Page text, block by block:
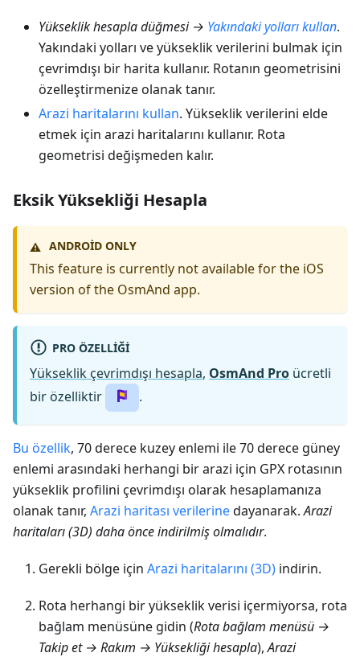
Yükseklik hesapla düğmesi → Yakındaki yolları kullan.
Yakındaki yolları ve yükseklik verilerini bulmak için
çevrimdışı bir harita kullanır. Rotanın geometrisini
özelleştirmenize olanak tanır.
Arazi haritalarını kullan. Yükseklik verilerini elde
etmek için arazi haritalarını kullanır. Rota
geometrisi değişmeden kalır.
Eksik Yüksekliği Hesapla
⚠️ ANDROID ONLY
This feature is currently not available for the iOS
version of the OsmAnd app.
PRO ÖZELLIĞI
Yükseklik çevrimdışı hesapla, OsmAnd Pro ücretli
bir özelliktir
.
Bu özellik, 70 derece kuzey enlemi ile 70 derece güney
enlemi arasındaki herhangi bir arazi için GPX rotasının
yükseklik profilini çevrimdışı olarak hesaplamanıza
olanak tanır, Arazi haritası verilerinedayanarak.Arazi
haritaları (3D) daha önce indirilmiş olmalıdır.
Gerekli bölge için Arazi haritalarını (3D) indirin.
Rota herhangi bir yükseklik verisi içermiyorsa, rota
bağlam menüsüne gidin (Rota bağlam menüsü →
Takip et → Rakım → Yüksekliği hesapla),Arazi